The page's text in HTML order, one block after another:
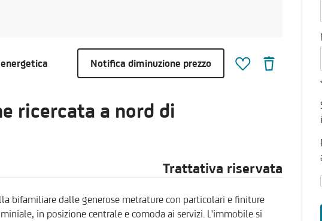
energetica Notifica diminuzione prezzo
ricercata a nord di
Trattativa riservata
bifamiliare dalle generose metrature con particolari e finiture
in posizione centrale e comoda ai servizi. L'immobile si